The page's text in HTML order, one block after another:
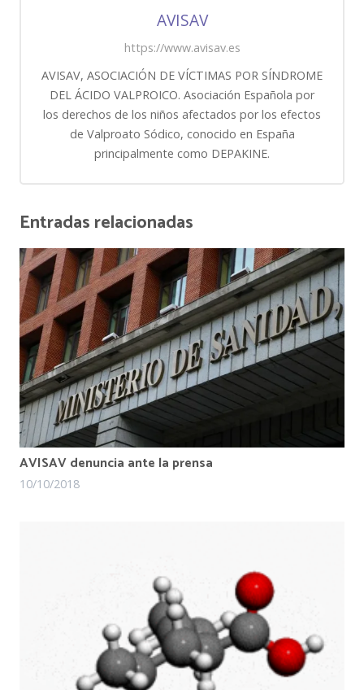
AVISAV
https://www.avisav.es
AVISAV, ASOCIACIÓN DE VÍCTIMAS POR SÍNDROME
DEL ÁCIDO VALPROICO. Asociación Española por
los derechos de los niños afectados por los efectos
de Valproato Sódico, conocido en España
principalmente como DEPAKINE.
Entradas relacionadas
AVISAV denuncia ante la prensa
10/10/2018